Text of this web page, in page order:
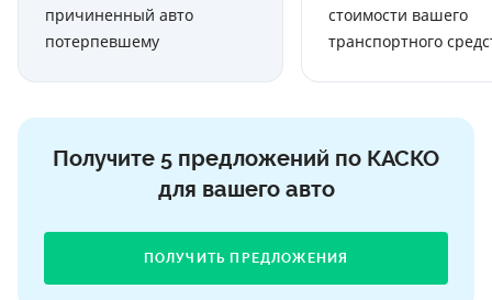
причиненный авто
потерпевшему
стоимости вашего
транспортного
Получите 5 предложений по КАСКО
для вашего авто
ПОЛУЧИТЬ ПРЕДЛОЖЕНИЯ